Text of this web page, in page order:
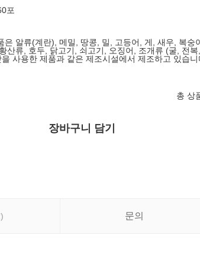
포
은 알류(계란), 메밀, 땅콩, 밀, 고등어, 게, 새우, 복숭
산류, 호두, 닭고기, 쇠고기, 오징어, 조개류 (굴, 전복
사용한 제품과 같은 제조시설에서 제조하고 있습니
총 상
장바구니 담기
) 문의